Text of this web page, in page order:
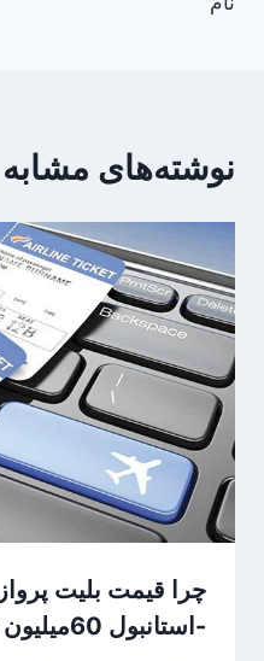
نوشته‌های مشابه
چرا قیمت بلیت
-استانبول 60میلیون تومان!